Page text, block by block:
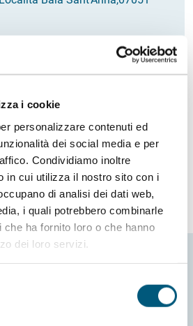
i cookie
personalizzare contenuti ed
dei social media e per
Condividiamo inoltre
in cui utilizza il nostro sito con i
di analisi dei dati web,
i quali potrebbero combinarle
ha fornito loro o che hanno
dei loro servizi.
info